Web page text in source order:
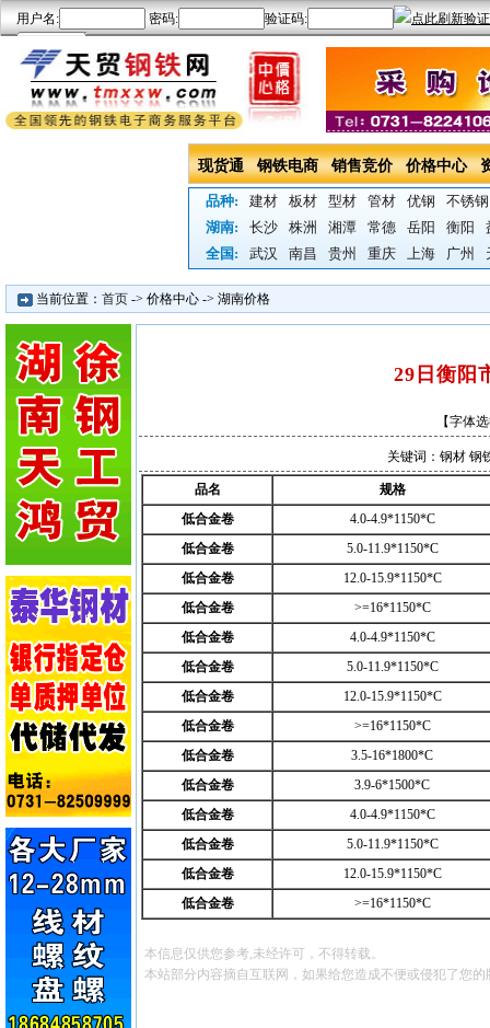
现货通 钢铁电商 销售竞价 价格中心
品种: 建材 板材 型材 管材 优钢
不锈钢
湖南:
长沙 株洲 湘潭 常德 岳阳 衡阳
全国:
武汉 南昌 贵州 重庆 上海 广州
当前位置： 首页 -> 价格中心 -> 湖南价格
29日衡阳
【字体
关键词：钢材 钢
品名
规格
低合金卷
4.0-4.9*1150*C
低合金卷
5.0-11.9*1150*C
低合金卷
12.0-15.9*1150*C
低合金卷
>=16*1150*C
低合金卷
4.0-4.9*1150*C
低合金卷
5.0-11.9*1150*C
低合金卷
12.0-15.9*1150*C
低合金卷
>=16*1150*C
低合金卷
3.5-16*1800*C
低合金卷
3.9-6*1500*C
低合金卷
4.0-4.9*1150*C
低合金卷
5.0-11.9*1150*C
低合金卷
12.0-15.9*1150*C
低合金卷
>=16*1150*C
本信息仅供您参考,未经许可，不得转载。
本站部分内容摘自互联网，如果给您造成不便或侵犯了您